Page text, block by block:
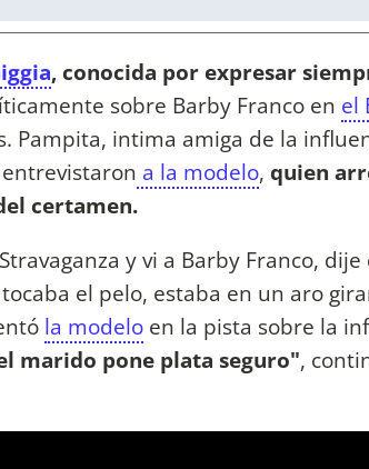
, conocida por expresar
sobre Barby Franco en el
Pampita, intima amiga de la
a la modelo, quien
certamen.
y vi a Barby Franco,
el pelo, estaba en un aro
la modelo en la pista sobre la
marido pone plata seguro",